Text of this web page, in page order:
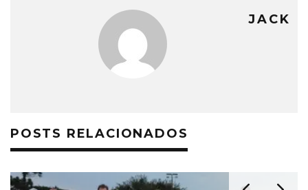
JACK
POSTS RELACIONADOS